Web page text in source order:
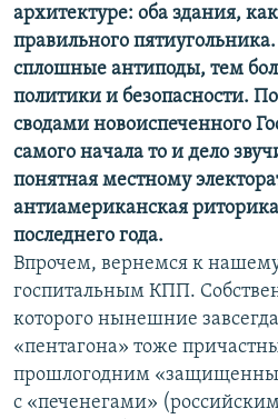
архитектуре: оба здания,
правильного
сплошные антиподы, тем
политики и безопасности.
сводами новоиспеченного
самого начала то и дело
понятная местному
антиамериканская
последнего года.
Впрочем, вернемся к
госпитальным КПП.
которого нынешние
«пентагона» тоже
прошлогодним
с «печенегами»